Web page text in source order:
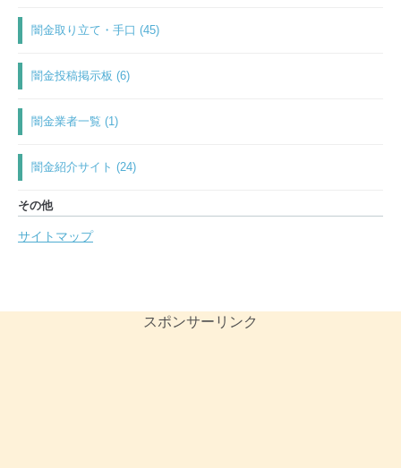
闇金取り立て・手口 (45)
闇金投稿掲示板 (6)
闇金業者一覧 (1)
闇金紹介サイト (24)
その他
サイトマップ
スポンサーリンク